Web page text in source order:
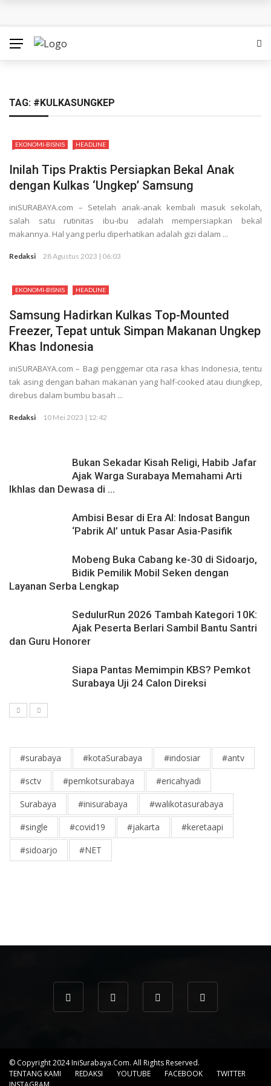
Surabaya Memahami Arti Ikhlas dan Dewasa di Film ‘Seni
Mobeng Buka Cabang ke-30 di Sidoarjo, Bidik Pemilik
Mobil Seken dengan Layanan Serba Lengkap
SedulurRun 2026 Tambah Kategori 10K: Ajak Peserta
Berlari Sambil Bantu Santri dan Guru Honorer
Siapa Pantas Memimpin KBS? Pemkot Surabaya Uji 24
Calon Direksi
TAG: #KULKASUNGKEP
EKONOMI-BISNIS HEADLINE
Inilah Tips Praktis Persiapkan Bekal Anak
dengan Kulkas ‘Ungkep’ Samsung
iniSURABAYA.com – Setelah anak-anak kembali masuk sekolah,
salah satu rutinitas ibu-ibu adalah mempersiapkan bekal
makannya. Hal yang perlu diperhatikan adalah gizi dalam ...
Redaksi 28 Agustus 2023 | 06:03
EKONOMI-BISNIS HEADLINE
Samsung Hadirkan Kulkas Top-Mounted
Freezer, Tepat untuk Simpan Makanan Ungkep
Khas Indonesia
iniSURABAYA.com – Bagi penggemar cita rasa khas Indonesia, tentu
tak asing dengan bahan makanan yang half-cooked atau diungkep,
direbus dalam bumbu basah ...
Redaksi 10 Mei 2023 | 12:42
Bukan Sekadar Kisah Religi, Habib Jafar
Ajak Warga Surabaya Memahami Arti
Ikhlas dan Dewasa di ...
Ambisi Besar di Era AI: Indosat Bangun
‘Pabrik AI’ untuk Pasar Asia-Pasifik
Mobeng Buka Cabang ke-30 di Sidoarjo,
Bidik Pemilik Mobil Seken dengan
Layanan Serba Lengkap
SedulurRun 2026 Tambah Kategori 10K:
Ajak Peserta Berlari Sambil Bantu Santri
dan Guru Honorer
Siapa Pantas Memimpin KBS? Pemkot
Surabaya Uji 24 Calon Direksi
#surabaya #kotaSurabaya #indosiar
#antv
#sctv
#pemkotsurabaya
#ericahyadi
Surabaya
#inisurabaya
#walikotasurabaya
#single
#covid19 #jakarta
#keretaapi
#sidoarjo
#NET
© Copyright 2024 IniSurabaya.com. All Rights Reserved.
TENTANG KAMI
REDAKSI YOUTUBE FACEBOOK
TWITTER